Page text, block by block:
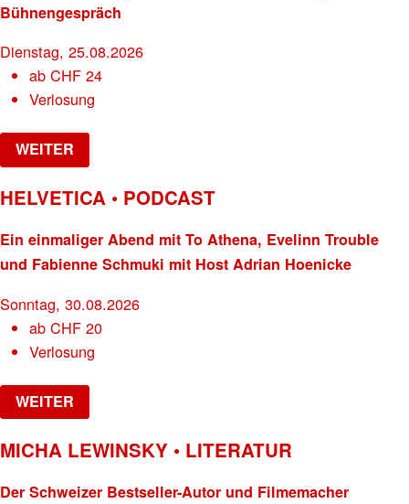
Bühnengespräch
Dienstag, 25.08.2026
abCHF 24
Verlosung
WEITER
HELVETICA • PODCAST
Ein einmaliger Abend mit To Athena, Evelinn Trouble
und Fabienne Schmuki mit Host Adrian Hoenicke
Sonntag, 30.08.2026
abCHF 20
Verlosung
WEITER
MICHA LEWINSKY • LITERATUR
Der Schweizer Bestseller-Autor und Filmemacher